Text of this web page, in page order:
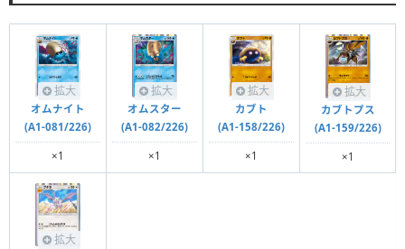
拡大
オムナイト
(A1-081/226)
×1
拡大
オムスター
(A1-082/226)
×1
拡大
カブト
(A1-158/226)
×1
拡大
カブトプス
(A1-159/226)
×1
拡大